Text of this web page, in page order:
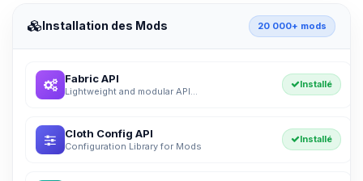
Installation des Mods 20 000+ mods
Fabric API
Lightweight and modular API...
Installé
Cloth Config API
Configuration Library for Mods
Installé